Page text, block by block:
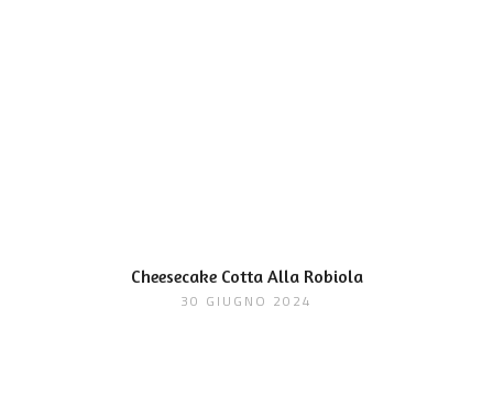
Cheesecake Cotta Alla Robiola
30 GIUGNO 2024